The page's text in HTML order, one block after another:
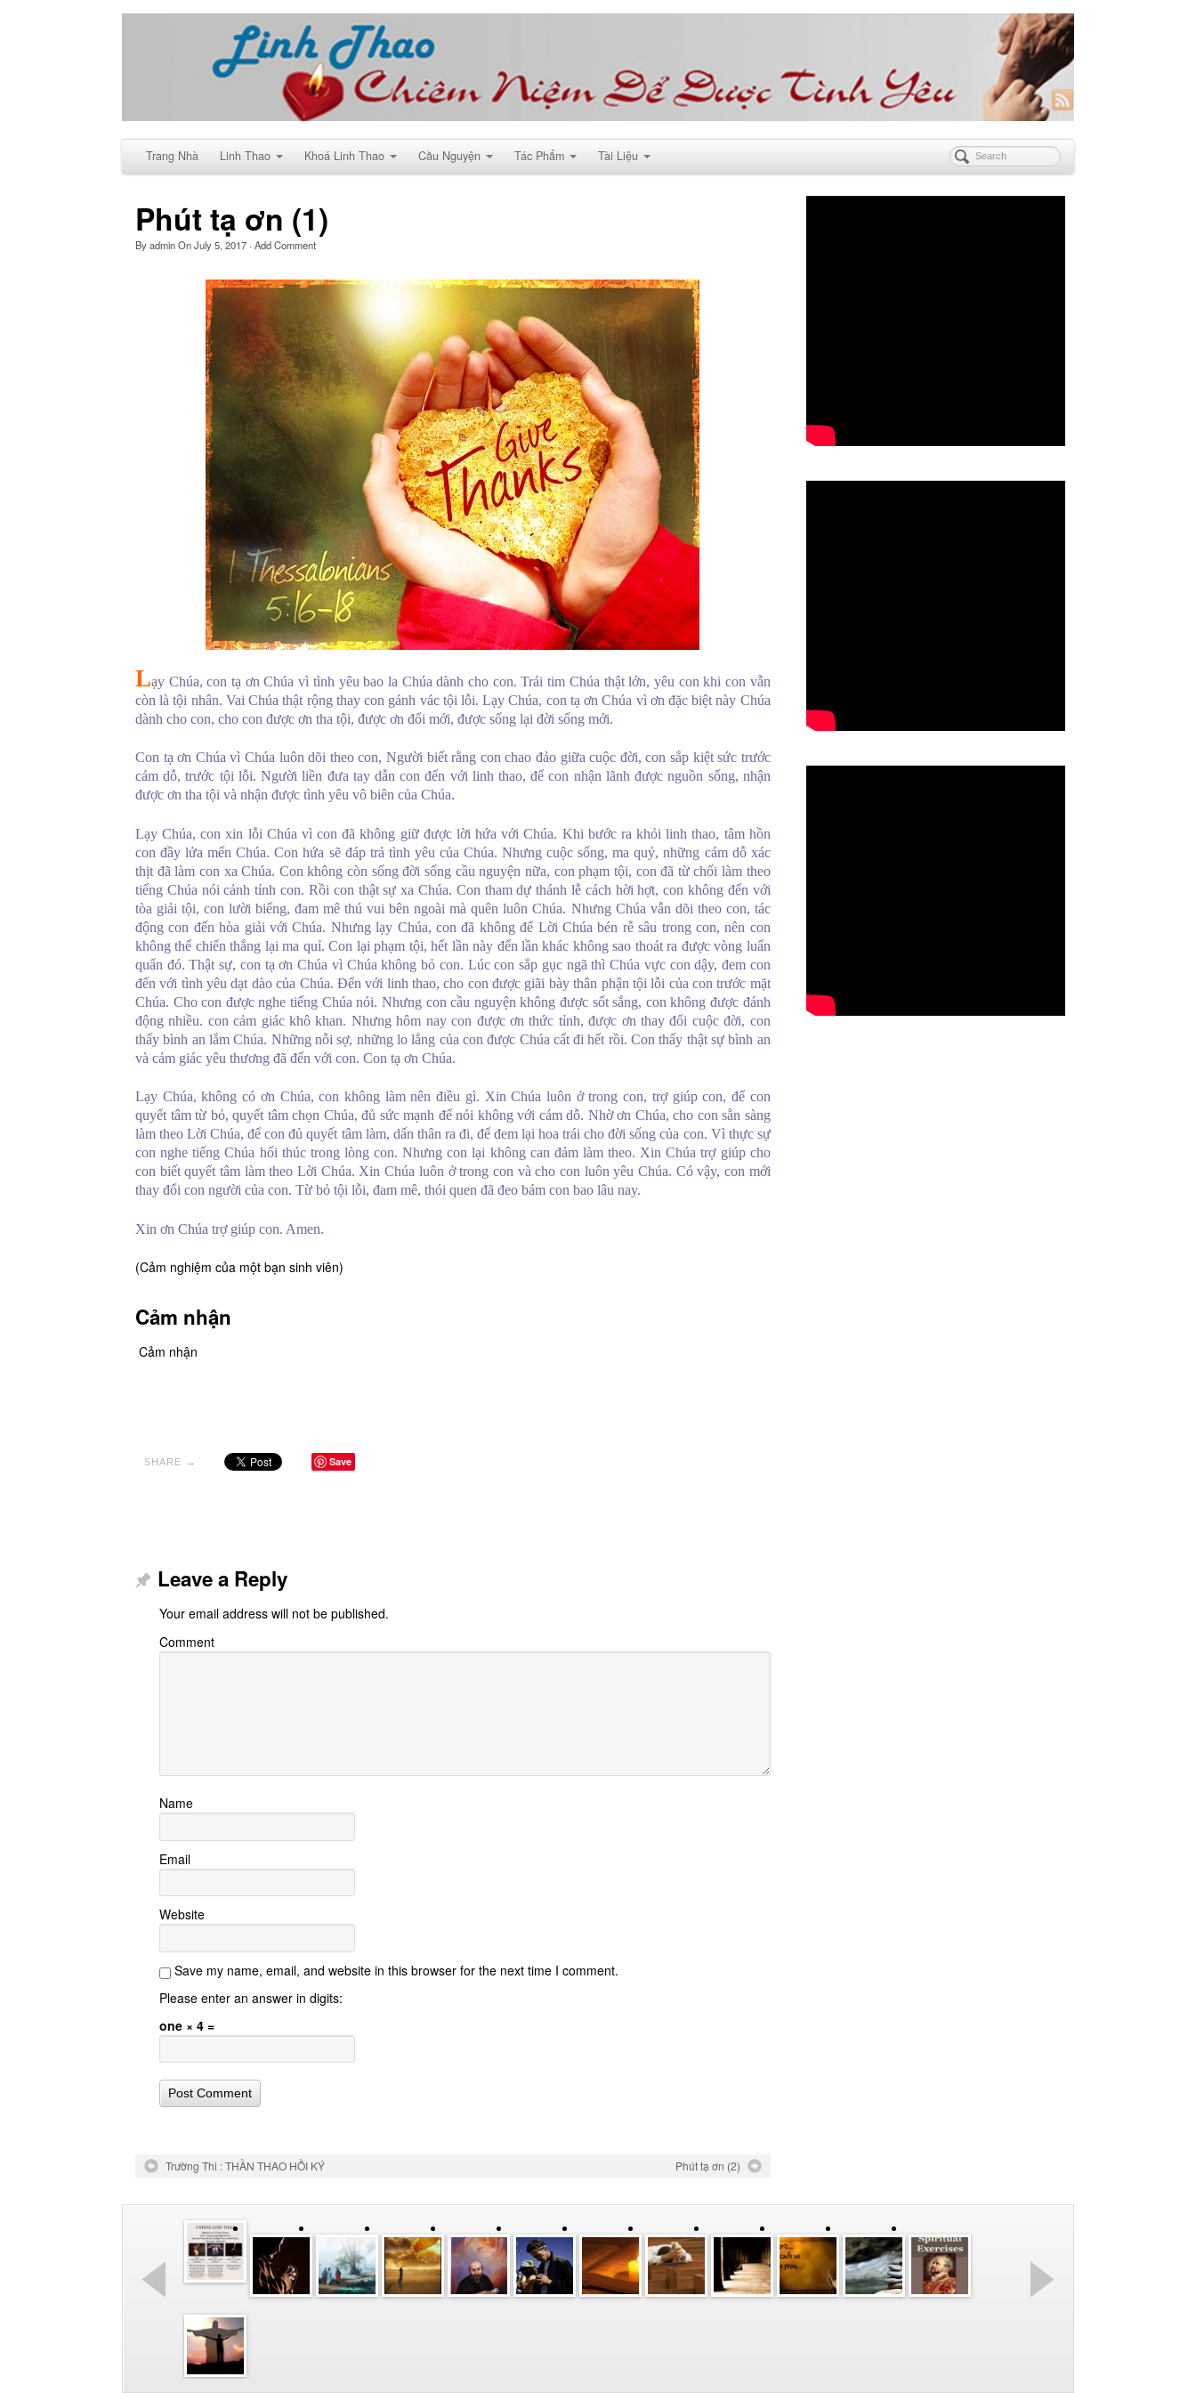
Trang Nhà Linh Thao Khoá Linh Thao Cầu Nguyện Tác Phẩm Tài Liệu
Phút tạ ơn (1)
ByadminOnJuly 5, 2017 · Add Comment
Lạy Chúa, con tạ ơn Chúa vì tình yêu bao la Chúa dành cho con. Trái tim Chúa thật lớn, yêu con khi con vẫn
còn là tội nhân. Vai Chúa thật rộng thay con gánh vác tội lỗi. Lạy Chúa, con tạ ơn Chúa vì ơn đặc biệt này Chúa
dành cho con, cho con được ơn tha tội, được ơn đổi mới, được sống lại đời sống mới.
Con tạ ơn Chúa vì Chúa luôn dõi theo con, Người biết rằng con chao đảo giữa cuộc đời, con sắp kiệt sức trước
cám dỗ, trước tội lỗi. Người liền đưa tay dẫn con đến với linh thao, để con nhận lãnh được nguồn sống, nhận
được ơn tha tội và nhận được tình yêu vô biên của Chúa.
Lạy Chúa, con xin lỗi Chúa vì con đã không giữ được lời hứa với Chúa. Khi bước ra khỏi linh thao, tâm hồn
con đầy lửa mến Chúa. Con hứa sẽ đáp trả tình yêu của Chúa. Nhưng cuộc sống, ma quỷ, những cám dỗ xác
thịt đã làm con xa Chúa. Con không còn sống đời sống cầu nguyện nữa, con phạm tội, con đã từ chối làm theo
tiếng Chúa nói cảnh tỉnh con. Rồi con thật sự xa Chúa. Con tham dự thánh lễ cách hời hợt, con không đến với
tòa giải tội, con lười biếng, đam mê thú vui bên ngoài mà quên luôn Chúa. Nhưng Chúa vẫn dõi theo con, tác
động con đến hòa giải với Chúa. Nhưng lạy Chúa, con đã không để Lời Chúa bén rễ sâu trong con, nên con
không thể chiến thắng lại ma quỉ. Con lại phạm tội, hết lần này đến lần khác không sao thoát ra được vòng luẩn
quẩn đó. Thật sự, con tạ ơn Chúa vì Chúa không bỏ con. Lúc con sắp gục ngã thì Chúa vực con dậy, đem con
đến với tình yêu dạt dào của Chúa. Đến với linh thao, cho con được giãi bày thân phận tội lỗi của con trước mặt
Chúa. Cho con được nghe tiếng Chúa nói. Nhưng con cầu nguyện không được sốt sắng, con không được đánh
động nhiều. con cảm giác khô khan. Nhưng hôm nay con được ơn thức tỉnh, được ơn thay đổi cuộc đời, con
thấy bình an lắm Chúa. Những nỗi sợ, những lo lắng của con được Chúa cất đi hết rồi. Con thấy thật sự bình an
và cảm giác yêu thương đã đến với con. Con tạ ơn Chúa.
Lạy Chúa, không có ơn Chúa, con không làm nên điều gì. Xin Chúa luôn ở trong con, trợ giúp con, để con
quyết tâm từ bỏ, quyết tâm chọn Chúa, đủ sức mạnh để nói không với cám dỗ. Nhờ ơn Chúa, cho con sẵn sàng
làm theo Lời Chúa, để con đủ quyết tâm làm, dấn thân ra đi, để đem lại hoa trái cho đời sống của con. Vì thực sự
con nghe tiếng Chúa hối thúc trong lòng con. Nhưng con lại không can đảm làm theo. Xin Chúa trợ giúp cho
con biết quyết tâm làm theo Lời Chúa. Xin Chúa luôn ở trong con và cho con luôn yêu Chúa. Có vậy, con mới
thay đổi con người của con. Từ bỏ tội lỗi, đam mê, thói quen đã đeo bám con bao lâu nay.
Xin ơn Chúa trợ giúp con. Amen.
(Cảm nghiệm của một bạn sinh viên)
Cảm nhận
Cảm nhận
SHARE → Save
Leave a Reply
Your email address will not be published.
Comment
Name
Email
Website
Save my name, email, and website in this browser for the next time I comment.
Please enter an answer in digits:
one × 4 =
Trường Thi : THẦN THAO HỒI KÝ Phút tạ ơn (2)